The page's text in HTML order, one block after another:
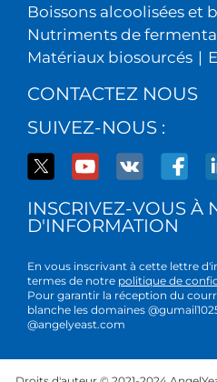
Boissons alcoolisées et
Nutriments de
Matériaux biosourcés |
CONTACTEZ NOUS
SUIVEZ-NOUS :
INSCRIVEZ-VOUS À
D'INFORMATION
En vous inscrivant à cette lettre
termes de notre politique de
Pour garantir la réception du
blanche les domaines
@angelyeast.com